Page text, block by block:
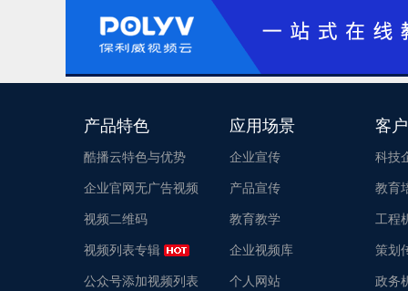
产品特色
酷播云特色与优势
企业官网无广告视频
视频二维码
视频列表专辑
公众号添加视频列表
应用场景
企业宣传
产品宣传
教育教学
企业视频库
个人网站
客
科技
教育
工程
策划
政务